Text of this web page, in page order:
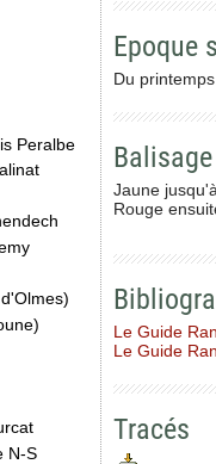
Peralbe
N-S
Epoque
Du
Balisage
Jaune
Rouge
Le Guide
Le Guide
Tracés